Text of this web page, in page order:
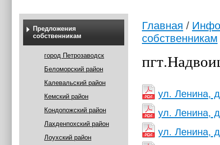
Предложения
собственникам
город Петрозаводск
Беломорский район
Калевальский район
Кемский район
Кондопожский район
Лахденпохский район
Лоухский район
Главная /
собственникам
ул. Ленина,
ул. Ленина,
ул. Ленина,